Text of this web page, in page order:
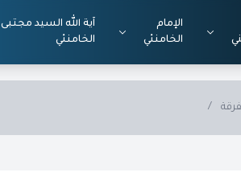
الإمام
الخامنئي
آية الله السيد مجتبى
الخامنئي
/